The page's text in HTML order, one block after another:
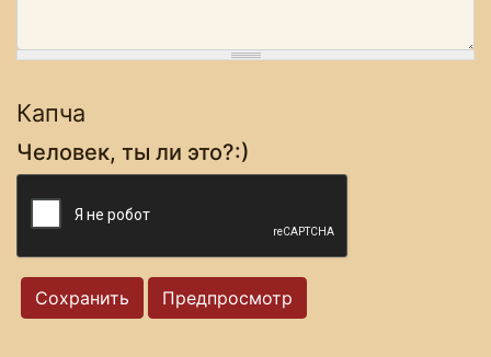
Капча
Человек, ты ли это?:)